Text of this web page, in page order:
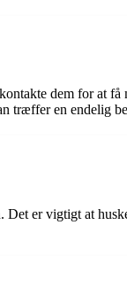
dem for at
træffer en endelig
Det er vigtigt at